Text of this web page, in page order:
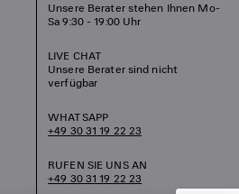
Unsere Berater stehen Ihnen Mo-
Sa 9:30 - 19:00 Uhr
LIVE CHAT
Unsere Berater sind nicht
verfügbar
WHATSAPP
+49 30 31 19 22 23
RUFEN SIE UNS AN
+49 30 31 19 22 23